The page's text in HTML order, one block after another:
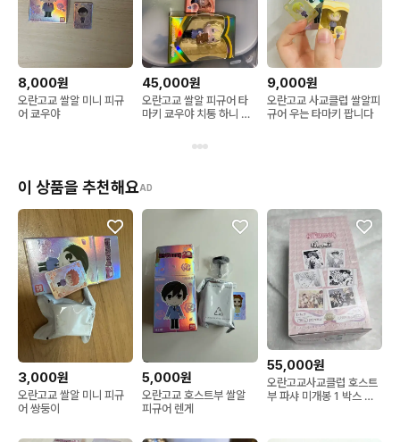
8,000원
오란고교 쌀알 미니 피규
어 쿄우야
45,000원
오란고교 쌀알 피규어 타
마키 쿄우야 치통 하니 빅
9,000원
오란고교 사교클럽 쌀알피
규어 우는 타마키 팝니다
이 상품을 추천해요AD
3,000원
오란고교 쌀알 미니 피규
어 쌍둥이
5,000원
오란고교 호스트부 쌀알
피규어 렌게
55,000원
오란고교사교클럽 호스트
부 파샤 미개봉 1 박스 타